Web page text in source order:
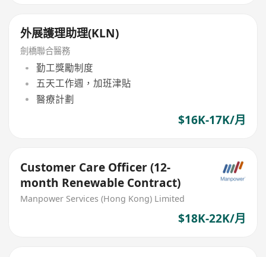
外展護理助理(KLN)
劍橋聯合醫務
勤工獎勵制度
五天工作週，加班津貼
醫療計劃
$16K-17K/月
Customer Care Officer (12-
month Renewable Contract)
Manpower Services (Hong Kong) Limited
$18K-22K/月